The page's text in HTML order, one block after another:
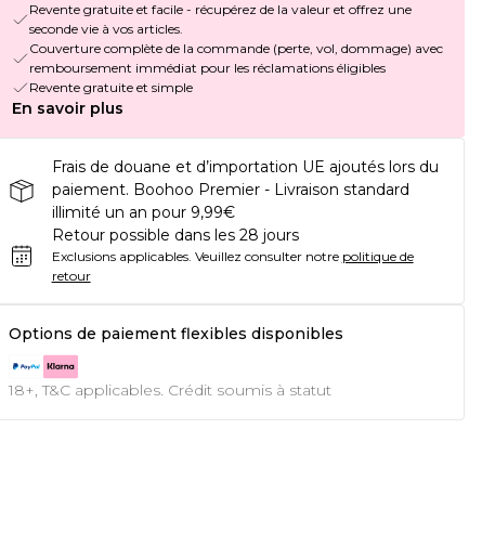
Revente gratuite et facile - récupérez de la valeur et offrez une
seconde vie à vos articles.
Couverture complète de la commande (perte, vol, dommage) avec
remboursement immédiat pour les réclamations éligibles
Revente gratuite et simple
En savoir plus
Frais de douane et d’importation UE ajoutés lors du
paiement. Boohoo Premier - Livraison standard
illimité un an pour 9,99€
Retour possible dans les 28 jours
Exclusions applicables. Veuillez consulter notre politique de
retour
Options de paiement flexibles disponibles
18+, T&C applicables. Crédit soumis à statut